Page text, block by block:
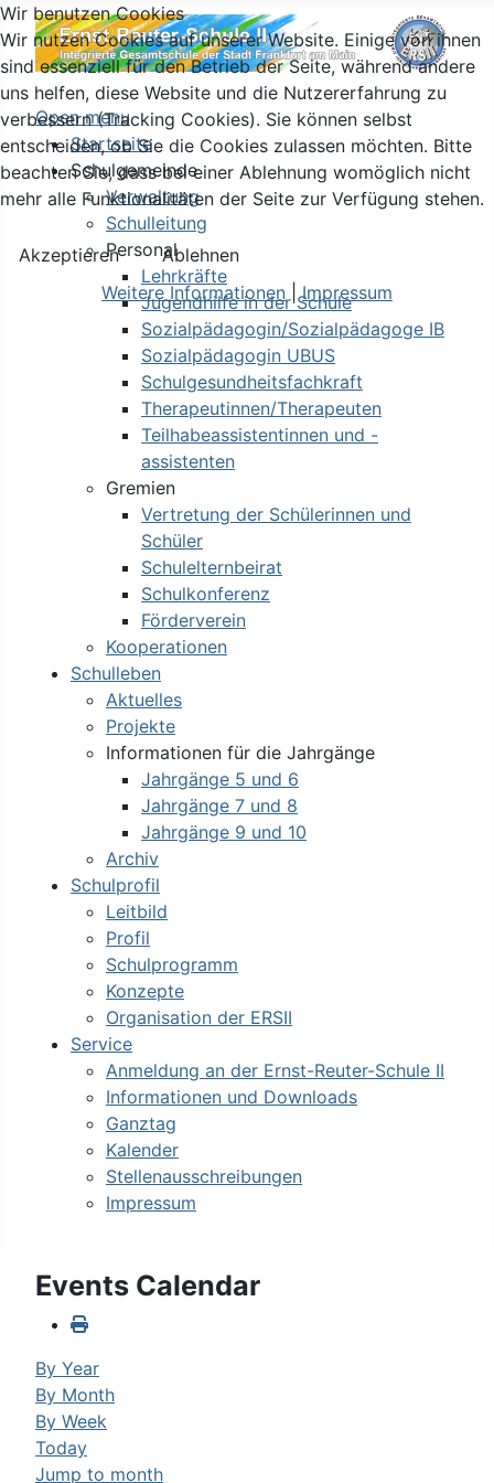
Open menu
Startseite
Schulgemeinde
Verwaltung
Schulleitung
Personal
Lehrkräfte
Jugendhilfe in der Schule
Sozialpädagogin/Sozialpädagoge IB
Sozialpädagogin UBUS
Schulgesundheitsfachkraft
Therapeutinnen/Therapeuten
Teilhabeassistentinnen und -
assistenten
Gremien
Vertretung der Schülerinnen und
Schüler
Schulelternbeirat
Schulkonferenz
Förderverein
Kooperationen
Schulleben
Aktuelles
Projekte
Informationen für die Jahrgänge
Jahrgänge 5 und 6
Jahrgänge 7 und 8
Jahrgänge 9 und 10
Archiv
Schulprofil
Leitbild
Profil
Schulprogramm
Konzepte
Organisation der ERSII
Service
Anmeldung an der Ernst-Reuter-Schule II
Informationen und Downloads
Ganztag
Kalender
Stellenausschreibungen
Impressum
Events Calendar
By Year
By Month
By Week
Today
Jump to month
Wir benutzen Cookies
Wir nutzen Cookies auf unserer Website. Einige von ihnen
sind essenziell für den Betrieb der Seite, während andere
uns helfen, diese Website und die Nutzererfahrung zu
verbessern (Tracking Cookies). Sie können selbst
entscheiden, ob Sie die Cookies zulassen möchten. Bitte
beachten Sie, dass bei einer Ablehnung womöglich nicht
mehr alle Funktionalitäten der Seite zur Verfügung stehen.
Akzeptieren
Ablehnen
Weitere Informationen |Impressum